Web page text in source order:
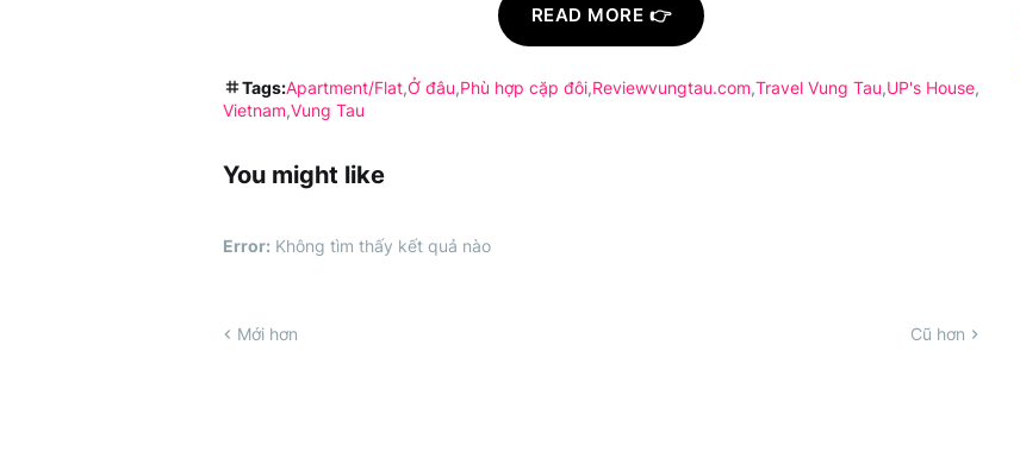
READ MORE 👉
Tags:Apartment/Flat Ở đâu Phù hợp cặp đôi Reviewvungtau.com Travel Vung Tau UP's House
Vietnam Vung Tau
You might like
Error: Không tìm thấy kết quả nào
Mới hơn Cũ hơn